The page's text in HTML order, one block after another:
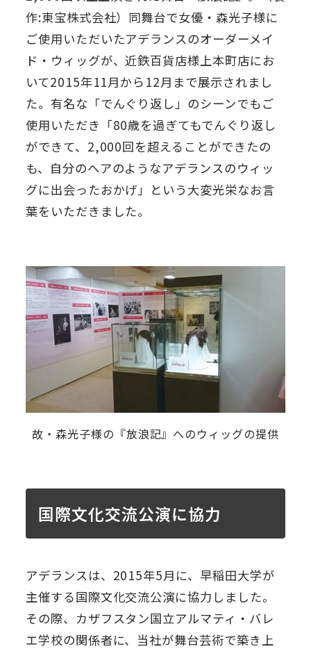
作:東宝株式会社）同舞台で女優・森光子様に
ご使用いただいたアデランスのオーダーメイ
ド・ウィッグが、近鉄百貨店様上本町店にお
いて2015年11月から12月まで展示されまし
た。有名な「でんぐり返し」のシーンでもご
使用いただき「80歳を過ぎてもでんぐり返し
ができて、2,000回を超えることができたの
も、自分のヘアのようなアデランスのウィッ
グに出会ったおかげ」という大変光栄なお言
葉をいただきました。
故・森光子様の『放浪記』へのウィッグの提供
国際文化交流公演に協力
アデランスは、2015年5月に、早稲田大学が
主催する国際文化交流公演に協力しました。
その際、カザフスタン国立アルマティ・バレ
エ学校の関係者に、当社が舞台芸術で築き上